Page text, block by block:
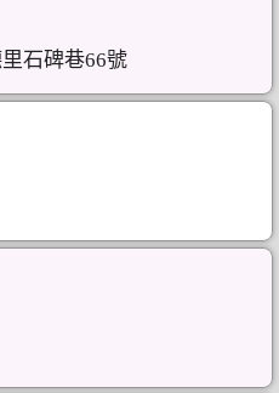
石碑巷66號